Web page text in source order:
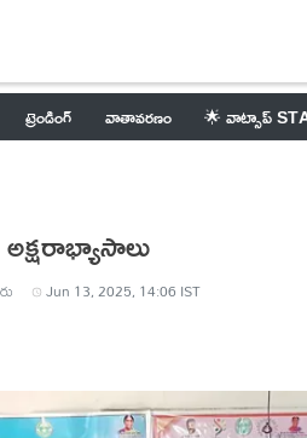
ట్రెండింగ్ వాతావరణం 🌟 వాట్సాప్
Jun 13, 2025, 14:06 IST